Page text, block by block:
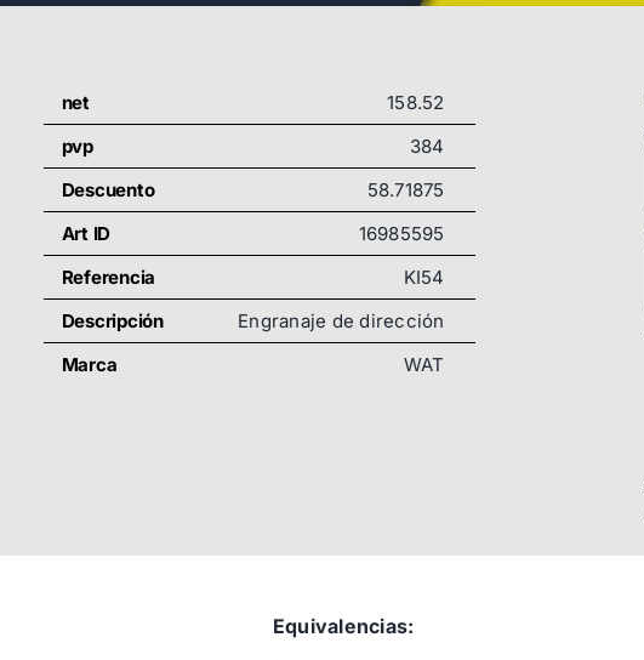
net
158.52
pvp
384
Descuento
58.71875
Art ID
16985595
Referencia
KI54
Descripción
Engranaje de dirección
Marca
WAT
Equivalencias: